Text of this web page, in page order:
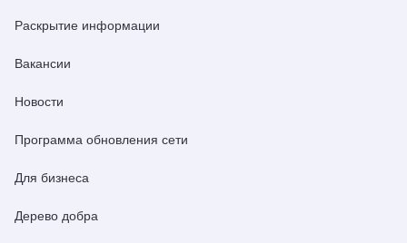
Раскрытие информации
Вакансии
Новости
Программа обновления сети
Для бизнеса
Дерево добра